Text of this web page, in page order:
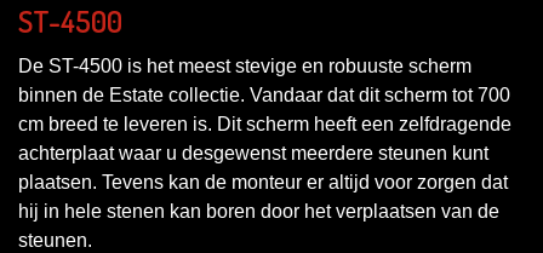
ST-4500
De ST-4500 is het meest stevige en robuuste scherm
binnen de Estate collectie. Vandaar dat dit scherm tot 700
cm breed te leveren is. Dit scherm heeft een zelfdragende
achterplaat waar u desgewenst meerdere steunen kunt
plaatsen. Tevens kan de monteur er altijd voor zorgen dat
hij in hele stenen kan boren door het verplaatsen van de
steunen.